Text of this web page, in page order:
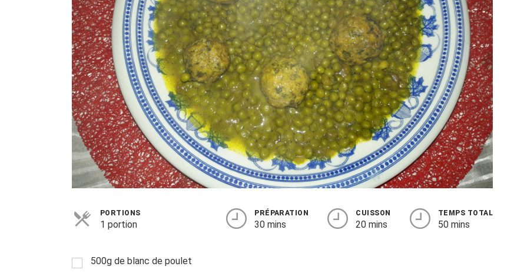
PORTIONS
1 portion
PRÉPARATION
30 mins
CUISSON
20 mins
TEMPS TOTAL
50 mins
500g de blanc de poulet